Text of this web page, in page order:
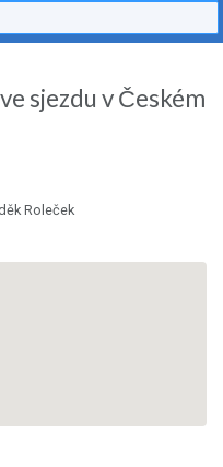
sjezdu v Českém
Roleček